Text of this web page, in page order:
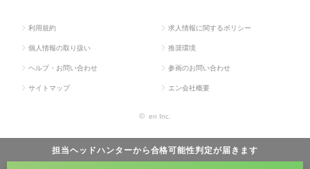
担当ヘッドハンターから合格可能性判定が届きます
利用規約 求人情報に関するポリシー
個人情報の取り扱い 推奨環境
ヘルプ・お問い合わせ 参画のお問い合わせ
サイトマップ エン会社概要
© en Inc.